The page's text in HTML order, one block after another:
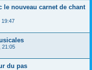
le nouveau carnet de chant
19:47
21:05
du pas